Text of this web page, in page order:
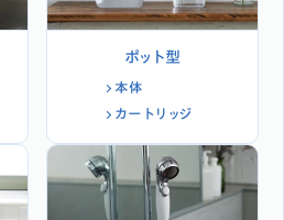
ポット型
本体
カートリッジ